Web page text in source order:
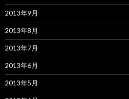
2013年9月
2013年8月
2013年7月
2013年6月
2013年5月